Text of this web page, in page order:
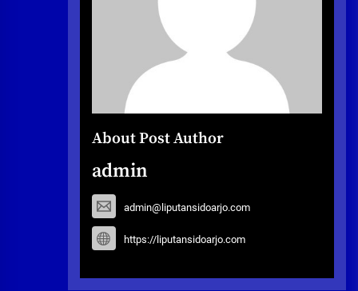
About Post Author
admin
admin@liputansidoarjo.com
https://liputansidoarjo.com